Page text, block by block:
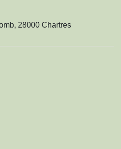
28000 Chartres